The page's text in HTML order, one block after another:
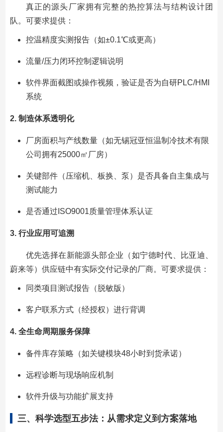
真正的源头厂家拥有完整的热控算法与结构设计团
队。可要求提供：
控温精度实测报告（如±0.1℃或更高）
流量/压力闭环控制逻辑说明
软件界面截图或操作视频，验证是否为自研PLC/HMI
系统
2. 制造体系透明化
厂房面积与产线数量（如无锡冠亚恒温制冷技术有限
公司拥有25000㎡厂房）
关键部件（压缩机、板换、泵）是否具备自主集成与
测试能力
是否通过ISO9001质量管理体系认证
3. 行业应用可追溯
优先选择在新能源头部企业（如宁德时代、比亚迪、
蔚来等）供应链中有实际交付记录的厂商。可要求提供：
同类项目测试报告（脱敏版）
客户联系方式（经授权）进行背调
4. 全生命周期服务保障
备件库存策略（如关键模块48小时到货承诺）
远程诊断与现场响应机制
软件升级与功能扩展支持
三、科学选型五步法：从需求定义到方案落地